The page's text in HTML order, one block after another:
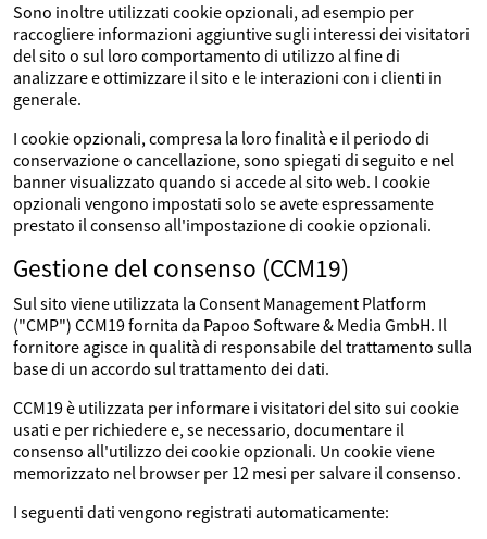
Sono inoltre utilizzati cookie opzionali, ad esempio per
raccogliere informazioni aggiuntive sugli interessi dei visitatori
del sito o sul loro comportamento di utilizzo al fine di
analizzare e ottimizzare il sito e le interazioni con i clienti in
generale.
I cookie opzionali, compresa la loro finalità e il periodo di
conservazione o cancellazione, sono spiegati di seguito e nel
banner visualizzato quando si accede al sito web. I cookie
opzionali vengono impostati solo se avete espressamente
prestato il consenso all'impostazione di cookie opzionali.
Gestione del consenso (CCM19)
Sul sito viene utilizzata la Consent Management Platform
("CMP") CCM19 fornita da Papoo Software & Media GmbH. Il
fornitore agisce in qualità di responsabile del trattamento sulla
base di un accordo sul trattamento dei dati.
CCM19 è utilizzata per informare i visitatori del sito sui cookie
usati e per richiedere e, se necessario, documentare il
consenso all'utilizzo dei cookie opzionali. Un cookie viene
memorizzato nel browser per 12 mesi per salvare il consenso.
I seguenti dati vengono registrati automaticamente: